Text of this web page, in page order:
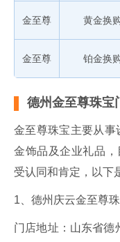
金至尊 黄金换
金至尊 铂金换
德州金至尊珠宝
金至尊珠宝主要从事
金饰品及企业礼品
受认同和肯定，以下
1、德州庆云金至尊
门店地址：山东省德